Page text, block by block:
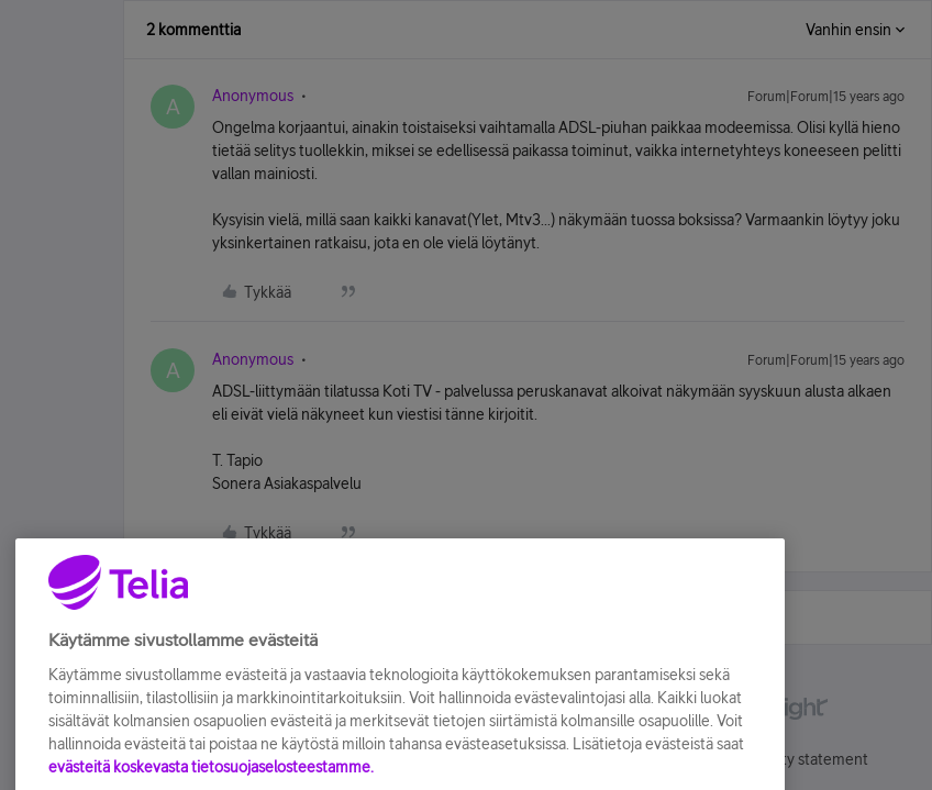
2 kommenttia Vanhin ensin
A Anonymous Forum|Forum|15 years ago
Ongelma korjaantui, ainakin toistaiseksi vaihtamalla ADSL-piuhan paikkaa modeemissa. Olisi kyllä hieno
tietää selitys tuollekkin, miksei se edellisessä paikassa toiminut, vaikka internetyhteys koneeseen pelitti
vallan mainiosti.
Kysyisin vielä, millä saan kaikki kanavat(Ylet, Mtv3...) näkymään tuossa boksissa? Varmaankin löytyy joku
yksinkertainen ratkaisu, jota en ole vielä löytänyt.
Tykkää
A Anonymous Forum|Forum|15 years ago
ADSL-liittymään tilatussa Koti TV - palvelussa peruskanavat alkoivat näkymään syyskuun alusta alkaen
eli eivät vielä näkyneet kun viestisi tänne kirjoitit.
T. Tapio
Sonera Asiakaspalvelu
Tykkää
Accessibility statement
Käytämme sivustollamme evästeitä
Käytämme sivustollamme evästeitä ja vastaavia teknologioita käyttökokemuksen parantamiseksi sekä
toiminnallisiin, tilastollisiin ja markkinointitarkoituksiin. Voit hallinnoida evästevalintojasi alla. Kaikki luokat
sisältävät kolmansien osapuolien evästeitä ja merkitsevät tietojen siirtämistä kolmansille osapuolille. Voit
hallinnoida evästeitä tai poistaa ne käytöstä milloin tahansa evästeasetuksissa. Lisätietoja evästeistä saat
evästeitä koskevasta tietosuojaselosteestamme.